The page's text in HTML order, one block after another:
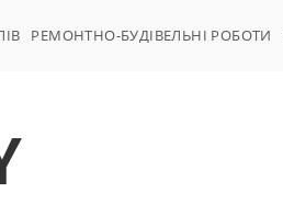
РЕМОНТНО-БУДІВЕЛЬНІ РОБОТИ